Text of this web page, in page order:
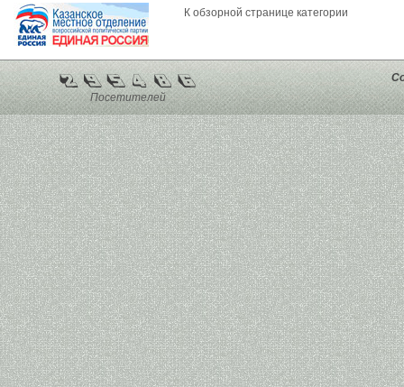
К обзорной странице категории
Посетителей